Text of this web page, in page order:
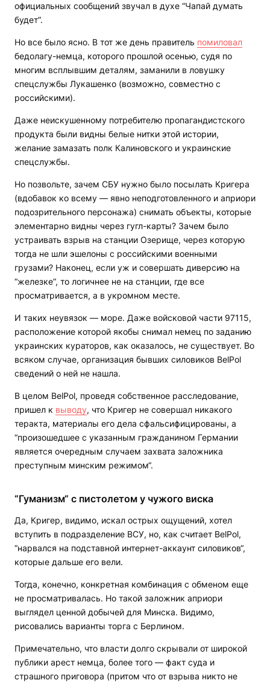
официальных сообщений звучал в духе “Чапай думать
будет“.
Но все было ясно. В тот же день правитель помиловал
бедолагу-немца, которого прошлой осенью, судя по
многим всплывшим деталям, заманили в ловушку
спецслужбы Лукашенко (возможно, совместно с
российскими).
Даже неискушенному потребителю пропагандистского
продукта были видны белые нитки этой истории,
желание замазать полк Калиновского и украинские
спецслужбы.
Но позвольте, зачем СБУ нужно было посылать Кригера
(вдобавок ко всему — явно неподготовленного и априори
подозрительного персонажа) снимать объекты, которые
элементарно видны через гугл-карты? Зачем было
устраивать взрыв на станции Озерище, через которую
тогда не шли эшелоны с российскими военными
грузами? Наконец, если уж и совершать диверсию на
“железке“, то логичнее не на станции, где все
просматривается, а в укромном месте.
И таких неувязок — море. Даже войсковой части 97115,
расположение которой якобы снимал немец по заданию
украинских кураторов, как оказалось, не существует. Во
всяком случае, организация бывших силовиков ВelPol
сведений о ней не нашла.
В целом ВelPol, проведя собственное расследование,
пришел к выводу, что Кригер не совершал никакого
теракта, материалы его дела сфальсифицированы, а
“произошедшее с указанным гражданином Германии
является очередным случаем захвата заложника
преступным минским режимом“.
“Гуманизм“ с пистолетом у чужого виска
Да, Кригер, видимо, искал острых ощущений, хотел
вступить в подразделение ВСУ, но, как считает ВelPol,
“нарвался на подставной интернет-аккаунт силовиков“,
которые дальше его вели.
Тогда, конечно, конкретная комбинация с обменом еще
не просматривалась. Но такой заложник априори
выглядел ценной добычей для Минска. Видимо,
рисовались варианты торга с Берлином.
Примечательно, что власти долго скрывали от широкой
публики арест немца, более того — факт суда и
страшного приговора (притом что от взрыва никто не